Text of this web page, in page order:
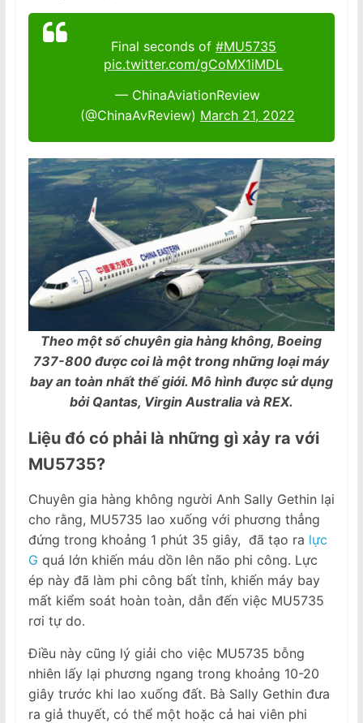
Final seconds of #MU5735
pic.twitter.com/gCoMX1iMDL
— ChinaAviationReview
(@ChinaAvReview) March 21, 2022
Theo một số chuyên gia hàng không, Boeing
737-800 được coi là một trong những loại máy
bay an toàn nhất thế giới. Mô hình được sử dụng
bởi Qantas, Virgin Australia và REX.
Liệu đó có phải là những gì xảy ra với
MU5735?
Chuyên gia hàng không người Anh Sally Gethin lại
cho rằng, MU5735 lao xuống với phương thẳng
đứng trong khoảng 1 phút 35 giây, đã tạo ra lực
G quá lớn khiến máu dồn lên não phi công. Lực
ép này đã làm phi công bất tỉnh, khiến máy bay
mất kiểm soát hoàn toàn, dẫn đến việc MU5735
rơi tự do.
Điều này cũng lý giải cho việc MU5735 bỗng
nhiên lấy lại phương ngang trong khoảng 10-20
giây trước khi lao xuống đất. Bà Sally Gethin đưa
ra giả thuyết, có thể một hoặc cả hai viên phi